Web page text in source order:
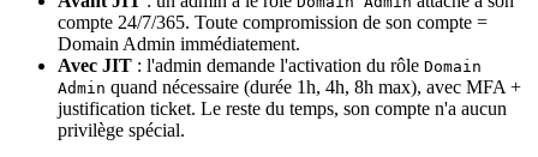
compte 24/7/365. Toute compromission de son compte =
Domain Admin immédiatement.
Avec JIT : l'admin demande l'activation du rôle Domain
Admin quand nécessaire (durée 1h, 4h, 8h max), avec MFA +
justification ticket. Le reste du temps, son compte n'a aucun
privilège spécial.